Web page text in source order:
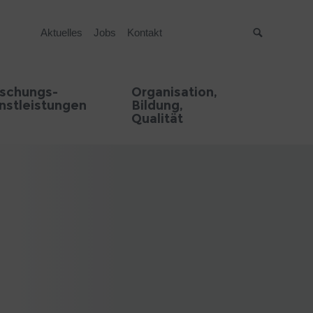
Aktuelles Jobs Kontakt
Organisation,
Bildung,
Qualität